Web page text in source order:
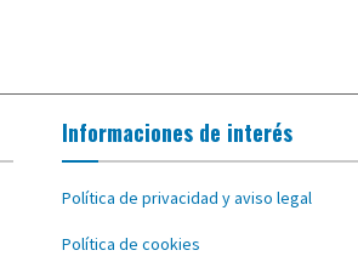
Informaciones de interés
Política de privacidad y aviso legal
Política de cookies